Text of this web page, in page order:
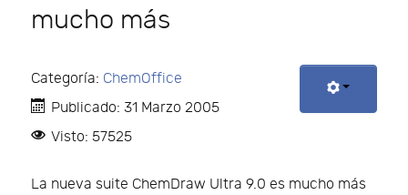
mucho más
Categoría: ChemOffice
Publicado: 31 Marzo 2005
Visto: 57525
La nueva suite ChemDraw Ultra 9.0 es mucho más